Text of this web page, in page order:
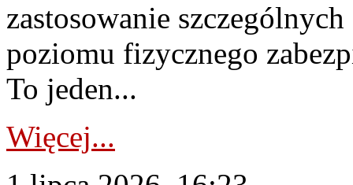
zastosowanie
poziomu fizycznego
To jeden...
Więcej...